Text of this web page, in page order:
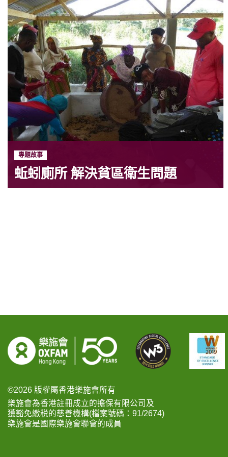
專題故事
蚯蚓廁所 解決貧區衛生問題
©2026 版權屬香港樂施會所有
樂施會為香港註冊成立的擔保有限公司及
獲豁免繳税的慈善機構(檔案號碼：91/2674)
樂施會是國際樂施會聯會的成員